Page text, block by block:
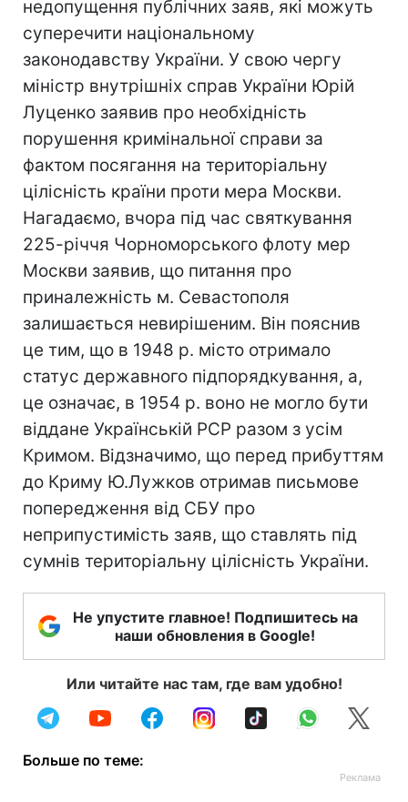
недопущення публічних заяв, які можуть
суперечити національному
законодавству України. У свою чергу
міністр внутрішніх справ України Юрій
Луценко заявив про необхідність
порушення кримінальної справи за
фактом посягання на територіальну
цілісність країни проти мера Москви.
Нагадаємо, вчора під час святкування
225-річчя Чорноморського флоту мер
Москви заявив, що питання про
приналежність м. Севастополя
залишається невирішеним. Він пояснив
це тим, що в 1948 р. місто отримало
статус державного підпорядкування, а,
це означає, в 1954 р. воно не могло бути
віддане Українській РСР разом з усім
Кримом. Відзначимо, що перед прибуттям
до Криму Ю.Лужков отримав письмове
попередження від СБУ про
неприпустимість заяв, що ставлять під
сумнів територіальну цілісність України.
Не упустите главное! Подпишитесь на
наши обновления в Google!
Или читайте нас там, где вам удобно!
Больше по теме: